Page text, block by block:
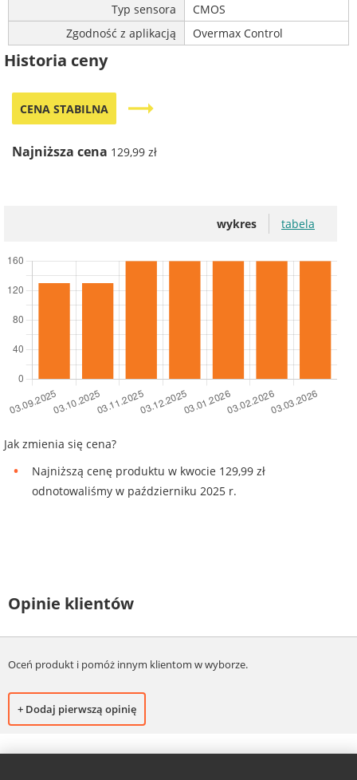
Typ sensora
CMOS
Zgodność z aplikacją
Overmax Control
Historia ceny
CENA STABILNA trending_flat
Najniższa cena 129,99 zł
wykres tabela
Jak zmienia się cena?
Najniższą cenę produktu w kwocie 129,99 zł
odnotowaliśmy w październiku 2025 r.
Opinie klientów
Oceń produkt i pomóż innym klientom w wyborze.
+ Dodaj pierwszą opinię